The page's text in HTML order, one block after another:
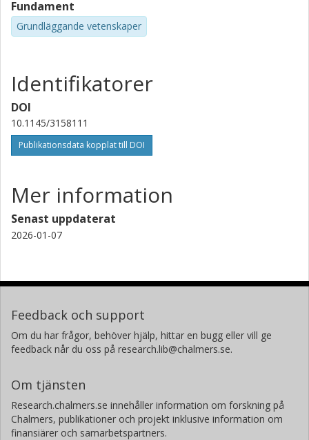
Fundament
Grundläggande vetenskaper
Identifikatorer
DOI
10.1145/3158111
Publikationsdata kopplat till DOI
Mer information
Senast uppdaterat
2026-01-07
Feedback och support
Om du har frågor, behöver hjälp, hittar en bugg eller vill ge
feedback når du oss på research.lib@chalmers.se.
Om tjänsten
Research.chalmers.se innehåller information om forskning på
Chalmers, publikationer och projekt inklusive information om
finansiärer och samarbetspartners.